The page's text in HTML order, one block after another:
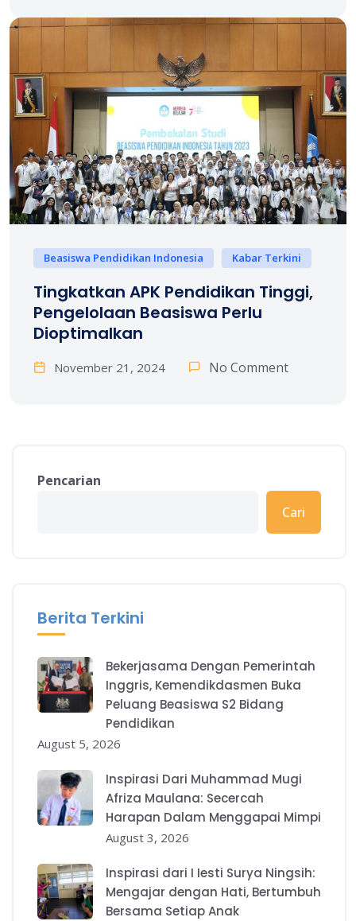
Beasiswa Pendidikan Indonesia Kabar Terkini
Tingkatkan APK Pendidikan Tinggi,
Pengelolaan Beasiswa Perlu
Dioptimalkan
November 21, 2024 No Comment
Pencarian
Cari
Berita Terkini
Bekerjasama Dengan Pemerintah
Inggris, Kemendikdasmen Buka
Peluang Beasiswa S2 Bidang
Pendidikan
August 5, 2026
Inspirasi Dari Muhammad Mugi
Afriza Maulana: Secercah
Harapan Dalam Menggapai Mimpi
August 3, 2026
Inspirasi dari I Iesti Surya Ningsih:
Mengajar dengan Hati, Bertumbuh
Bersama Setiap Anak